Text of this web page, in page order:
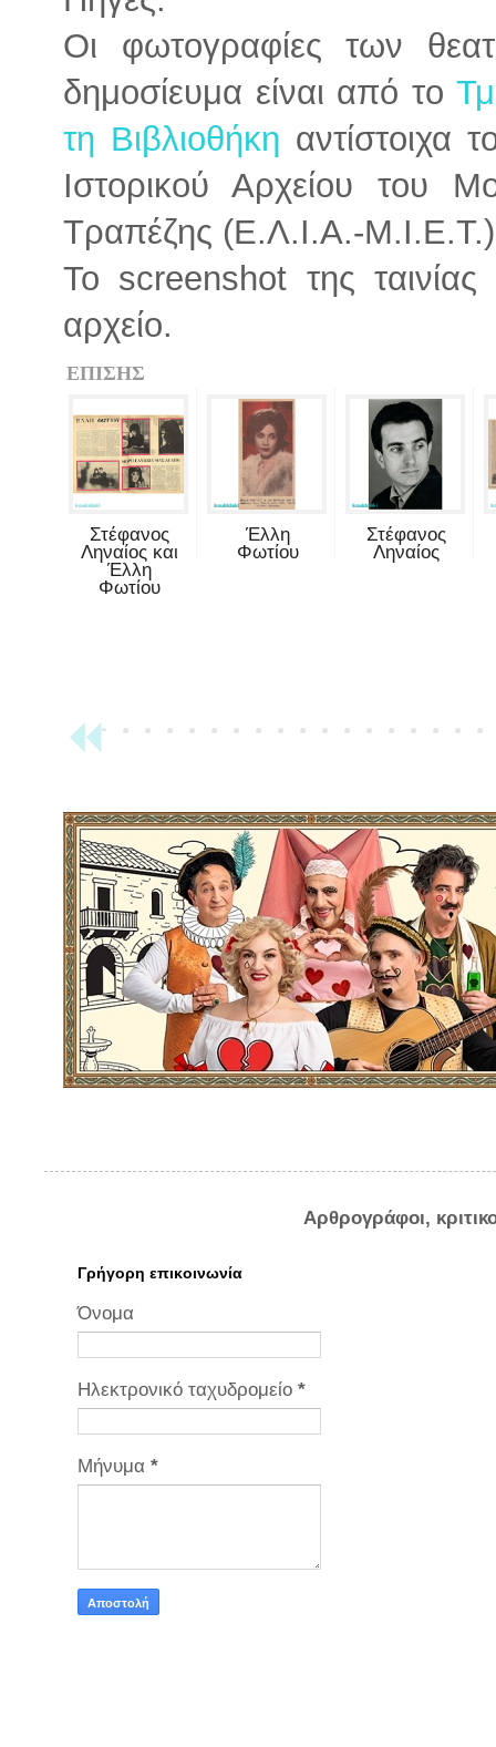
Οι φωτογραφίες των
δημοσίευμα είναι από το
τη Βιβλιοθήκη αντίστοιχα
Ιστορικού Αρχείου του
Τραπέζης (Ε.Λ.Ι.Α.-Μ.Ι.Ε.Τ.)
To screenshot της
αρχείο.
ΕΠΙΣΗΣ
Στέφανος
Ληναίος και
Έλλη
Φωτίου
Έλλη
Φωτίου
Στέφανος
Ληναίος
Αρθρογράφοι,
Γρήγορη επικοινωνία
Όνομα
Ηλεκτρονικό ταχυδρομείο *
Μήνυμα *